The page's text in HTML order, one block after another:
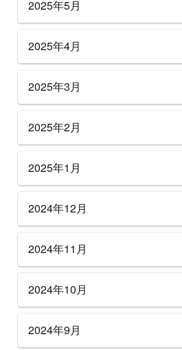
2025年5月
2025年4月
2025年3月
2025年2月
2025年1月
2024年12月
2024年11月
2024年10月
2024年9月